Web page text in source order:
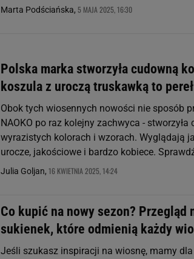
Marta Podściańska, 5 MAJA 2025, 16:30
Polska marka stworzyła cudowną
koszula z uroczą truskawką to
Obok tych wiosennych nowości nie sposób
NAOKO po raz kolejny zachwyca -
wyrazistych kolorach i wzorach. Wyglądają
urocze, jakościowe i bardzo kobiece.
Julia Goljan, 16 KWIETNIA 2025, 14:24
Co kupić na nowy sezon? Przegląd
sukienek, które odmienią każdy
Jeśli szukasz inspiracji na wiosnę, mamy